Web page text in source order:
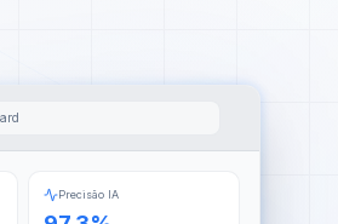
Precisão IA